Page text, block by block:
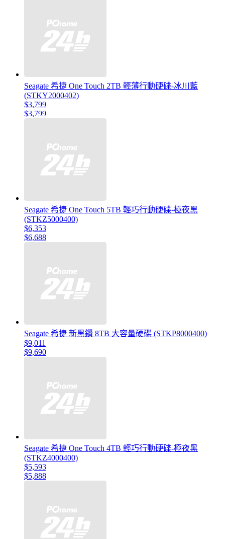
Seagate 希捷 One Touch 2TB 輕薄行動硬碟-冰川藍
(STKY2000402)
$3,799
$3,799
Seagate 希捷 One Touch 5TB 輕巧行動硬碟-極夜黑
(STKZ5000400)
$6,353
$6,688
Seagate 希捷 新黑鑽 8TB 大容量硬碟 (STKP8000400)
$9,011
$9,690
Seagate 希捷 One Touch 4TB 輕巧行動硬碟-極夜黑
(STKZ4000400)
$5,593
$5,888